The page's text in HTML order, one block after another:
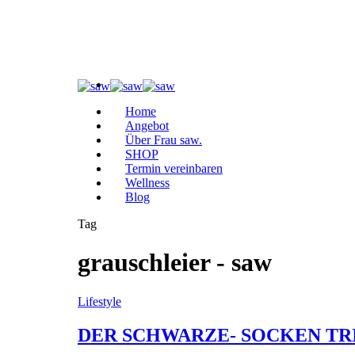
Home
Angebot
Über Frau saw.
SHOP
Termin vereinbaren
Wellness
Blog
Tag
grauschleier - saw
Lifestyle
DER SCHWARZE- SOCKEN